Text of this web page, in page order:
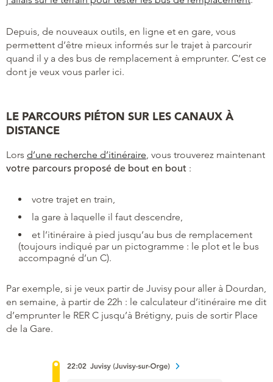
Depuis, de nouveaux outils, en ligne et en gare, vous
permettent d’être mieux informés sur le trajet à parcourir
quand il y a des bus de remplacement à emprunter. C’est ce
dont je veux vous parler ici.
LE PARCOURS PIÉTON SUR LES CANAUX À
DISTANCE
Lors d’une recherche d’itinéraire , vous trouverez maintenant
votre parcours proposé de bout en bout :
votre trajet en train,
la gare à laquelle il faut descendre,
et l’itinéraire à pied jusqu’au bus de remplacement
(toujours indiqué par un pictogramme : le plot et le bus
accompagné d’un C).
Par exemple, si je veux partir de Juvisy pour aller à Dourdan,
en semaine, à partir de 22h : le calculateur d’itinéraire me dit
d’emprunter le RER C jusqu’à Brétigny, puis de sortir Place
de la Gare.